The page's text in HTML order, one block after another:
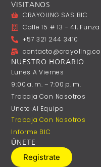
VISITANOS
CRAYOLING SAS BIC
Calle 15 # 13 - 41,
+57 321 244 3410
NUESTRO HORARIO
Lunes A ‎Viernes
9:00 A. M. – 7:00 P. M.
Trabaja Con Nosotros
Unete Al Equipo
Trabaja Con Nosotros
Informe BIC
ÚNETE
Registrate